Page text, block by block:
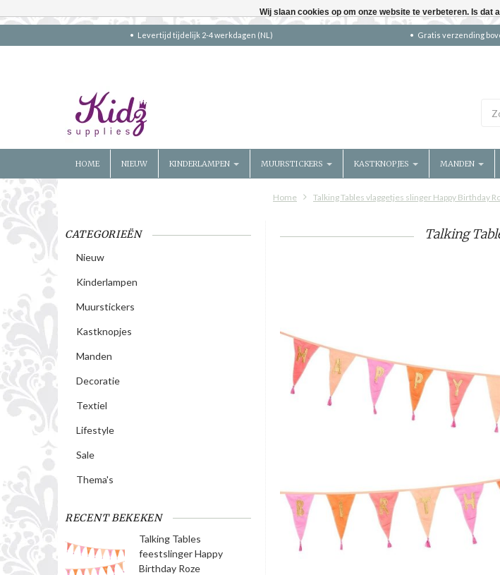
Levertijd tijdelijk 2-4 werkdagen (NL) Gratis verzending
HOME NIEUW KINDERLAMPEN MUURSTICKERS KASTKNOPJES MANDEN
Home Talking Tables vlaggetjes slinger Happy Birthday
CATEGORIEËN
Nieuw
Kinderlampen
Muurstickers
Kastknopjes
Manden
Decoratie
Textiel
Lifestyle
Sale
Thema's
RECENT BEKEKEN
Talking Tables
feestslinger Happy
Birthday Roze
Talking
Wij slaan cookies op om onze website te verbeteren. Is dat